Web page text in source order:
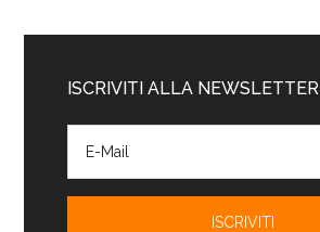
ISCRIVITI ALLA NEWSLETTER